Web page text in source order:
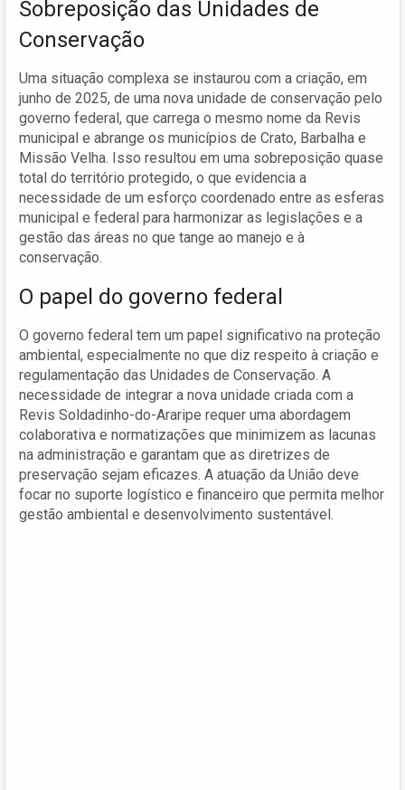
Sobreposição das Unidades de
Conservação
Uma situação complexa se instaurou com a criação, em
junho de 2025, de uma nova unidade de conservação pelo
governo federal, que carrega o mesmo nome da Revis
municipal e abrange os municípios de Crato, Barbalha e
Missão Velha. Isso resultou em uma sobreposição quase
total do território protegido, o que evidencia a
necessidade de um esforço coordenado entre as esferas
municipal e federal para harmonizar as legislações e a
gestão das áreas no que tange ao manejo e à
conservação.
O papel do governo federal
O governo federal tem um papel significativo na proteção
ambiental, especialmente no que diz respeito à criação e
regulamentação das Unidades de Conservação. A
necessidade de integrar a nova unidade criada com a
Revis Soldadinho-do-Araripe requer uma abordagem
colaborativa e normatizações que minimizem as lacunas
na administração e garantam que as diretrizes de
preservação sejam eficazes. A atuação da União deve
focar no suporte logístico e financeiro que permita melhor
gestão ambiental e desenvolvimento sustentável.